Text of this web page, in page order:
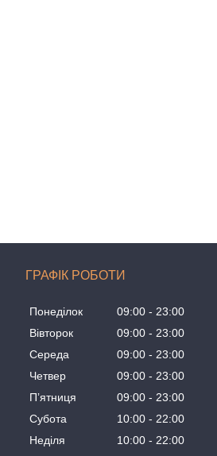
ГРАФІК РОБОТИ
Понеділок 09:00
23:00
Вівторок
09:00
23:00
Середа
09:00
23:00
Четвер
09:00
23:00
Пʼятниця
09:00
23:00
Субота
10:00
22:00
Неділя
10:00 22:00